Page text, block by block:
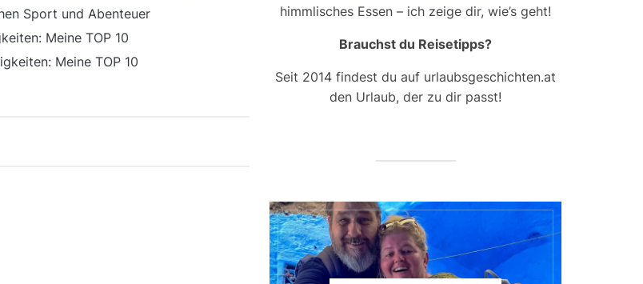
Sport und Abenteuer
Meine TOP 10
Meine TOP 10
himmlisches Essen – ich zeige dir, wie’s geht!
Brauchst du Reisetipps?
Seit 2014 findest du auf urlaubsgeschichten.at
den Urlaub, der zu dir passt!